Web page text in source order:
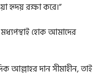
হৃদয় রক্ষা করে।”
হোক আমাদের
আল্লাহর দান সীমাহীন, তাই